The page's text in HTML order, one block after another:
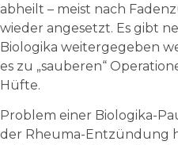
abheilt – meist nach
wieder angesetzt. Es gibt
Biologika weitergegeben
es zu „sauberen“
Hüfte.
Problem einer Biologika-
der Rheuma-Entzündung